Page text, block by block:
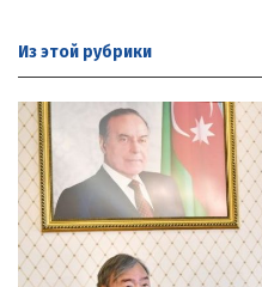
Из этой рубрики